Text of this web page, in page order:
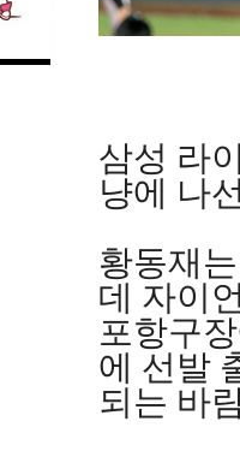
삼성 라
냥에 나
황동재
데 자이
포항구
에 선발
되는 바